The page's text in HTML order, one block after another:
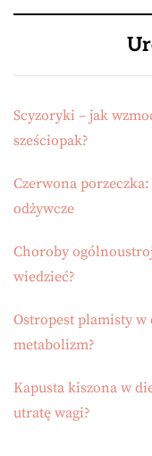
Scyzoryki – jak
sześciopak?
Czerwona
odżywcze
Choroby
wiedzieć?
Ostropest plamisty w
metabolizm?
Kapusta kiszona w
utratę wagi?